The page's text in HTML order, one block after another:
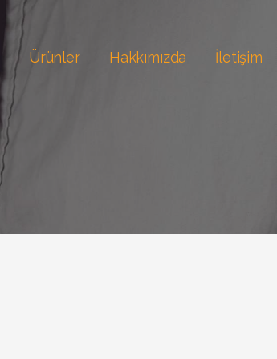
Ürünler Hakkımızda İletişim